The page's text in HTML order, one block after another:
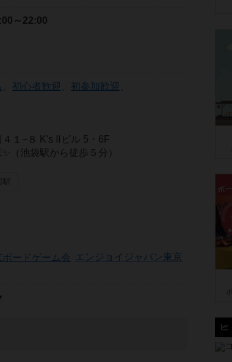
～22:00
初心者歓迎 初参加歓迎
１−８ K's Ⅱビル 5・6F
（池袋駅から徒歩５分）
エンジョイジャパン東京